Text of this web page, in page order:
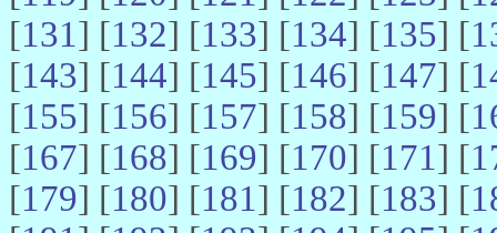
[131] [132] [133] [134] [135] [
[143] [144] [145] [146] [147] [
[155] [156] [157] [158] [159] [
[167] [168] [169] [170] [171] [
[179] [180] [181] [182] [183] [